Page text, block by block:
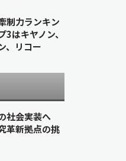
制力ランキン
はキヤノン、
、リコー
社会実装へ
革新拠点の挑